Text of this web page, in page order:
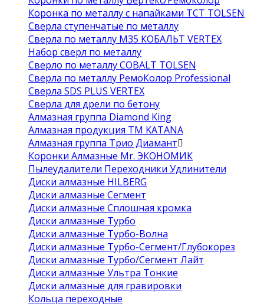
Коронка по металлу с напайками TCT TOLSEN
Сверла ступенчатые по металлу
Сверла по металлу М35 КОБАЛЬТ VERTEX
Набор сверл по металлу
Сверло по металлу COBALT TOLSEN
Сверла по металлу РемоКолор Professional
Сверла SDS PLUS VERTEX
Сверла для дрели по бетону
Алмазная группа Diamond King
Алмазная продукция ТМ KATANA
Алмазная группа Трио Диамант
Коронки Алмазные Mr. ЭКОНОМИК
Пылеудалители Переходники Удлинители
Диски алмазные HILBERG
Диски алмазные Сегмент
Диски алмазные Сплошная кромка
Диски алмазные Турбо
Диски алмазные Турбо-Волна
Диски алмазные Турбо-Сегмент/Глубокорез
Диски алмазные Турбо/Сегмент Лайт
Диски алмазные Ультра Тонкие
Диски алмазные для гравировки
Кольца переходные